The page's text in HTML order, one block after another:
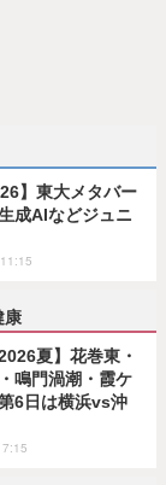
】東大メタバー
成AIなどジュニ
康
夏】花巻東・
鳴門渦潮・霞ケ
6日は横浜vs沖